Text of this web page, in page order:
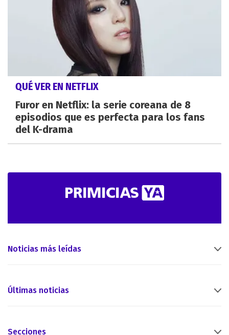
QUÉ VER EN NETFLIX
Furor en Netflix: la serie coreana de 8
episodios que es perfecta para los fans
del K-drama
Noticias más leídas
Últimas noticias
Secciones